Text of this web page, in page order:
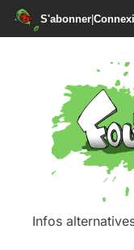
S'abonner|
Infos